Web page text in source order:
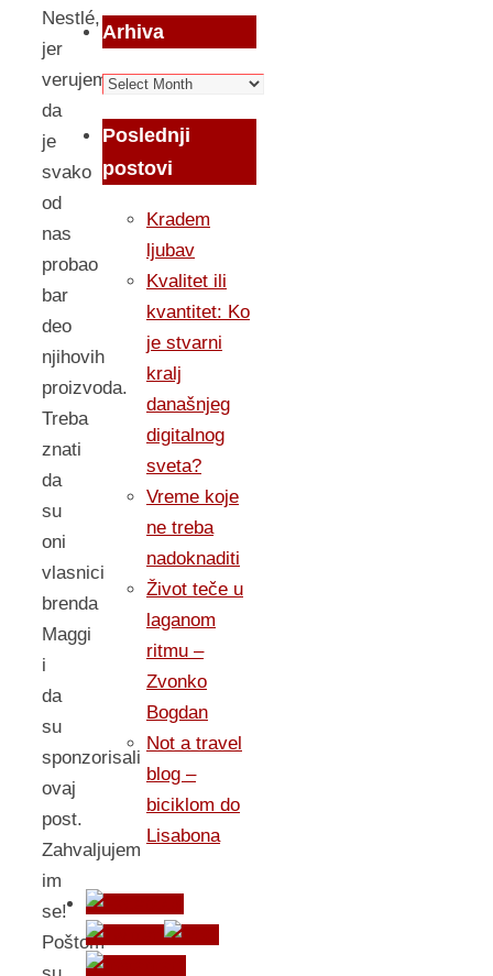
Nestlé,
jer
verujem
da
je
svako
od
nas
probao
bar
deo
njihovih
proizvoda.
Treba
znati
da
su
oni
vlasnici
brenda
Maggi
i
da
su
sponzorisali
ovaj
post.
Zahvaljujem
im
se!
Poštom
Arhiva
Arhiva
Poslednji
postovi
Kradem
ljubav
Kvalitet ili
kvantitet: Ko
je stvarni
kralj
današnjeg
digitalnog
sveta?
Vreme koje
ne treba
nadoknaditi
Život teče u
laganom
ritmu –
Zvonko
Bogdan
Not a travel
blog –
biciklom do
Lisabona